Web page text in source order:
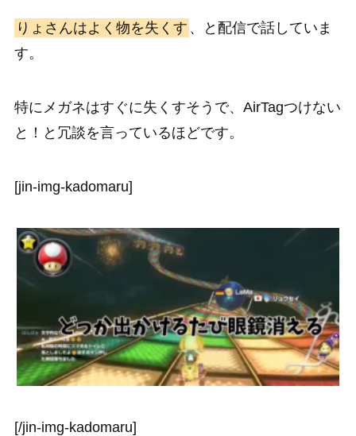
りょさんはよく物を失くす 、と配信で話していま
す。
特にメガネはすぐに失くすそうで、AirTagつけない
と！と冗談を言っているほどです。
[jin-img-kadomaru]
[/jin-img-kadomaru]